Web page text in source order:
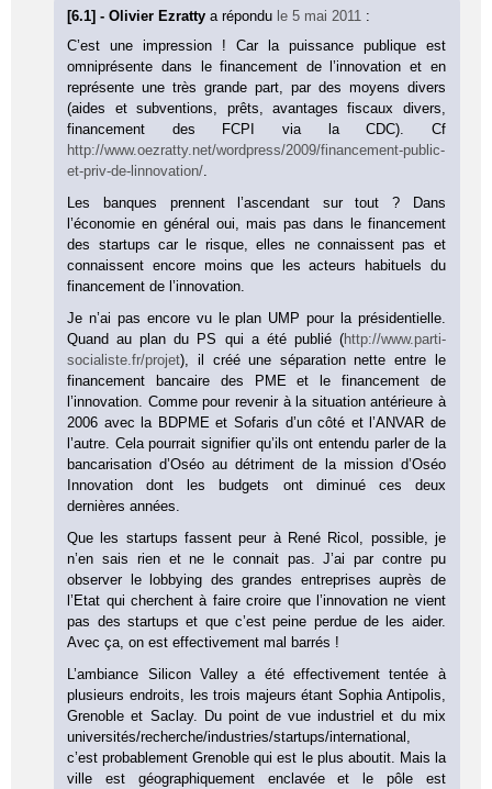
[6.1] - Olivier Ezrattya répondu le 5 mai 2011 :
C’est une impression ! Car la puissance publique est
omniprésente dans le financement de l’innovation et en
représente une très grande part, par des moyens divers
(aides et subventions, prêts, avantages fiscaux divers,
financement des FCPI via la CDC). Cf
http://www.oezratty.net/wordpress/2009/financement-public-
et-priv-de-linnovation/.
Les banques prennent l’ascendant sur tout ? Dans
l’économie en général oui, mais pas dans le financement
des startups car le risque, elles ne connaissent pas et
connaissent encore moins que les acteurs habituels du
financement de l’innovation.
Je n’ai pas encore vu le plan UMP pour la présidentielle.
Quand au plan du PS qui a été publié (http://www.parti-
socialiste.fr/projet), il créé une séparation nette entre le
financement bancaire des PME et le financement de
l’innovation. Comme pour revenir à la situation antérieure à
2006 avec la BDPME et Sofaris d’un côté et l’ANVAR de
l’autre. Cela pourrait signifier qu’ils ont entendu parler de la
bancarisation d’Oséo au détriment de la mission d’Oséo
Innovation dont les budgets ont diminué ces deux
dernières années.
Que les startups fassent peur à René Ricol, possible, je
n’en sais rien et ne le connait pas. J’ai par contre pu
observer le lobbying des grandes entreprises auprès de
l’Etat qui cherchent à faire croire que l’innovation ne vient
pas des startups et que c’est peine perdue de les aider.
Avec ça, on est effectivement mal barrés !
L’ambiance Silicon Valley a été effectivement tentée à
plusieurs endroits, les trois majeurs étant Sophia Antipolis,
Grenoble et Saclay. Du point de vue industriel et du mix
universités/recherche/industries/startups/international,
c’est probablement Grenoble qui est le plus aboutit. Mais la
ville est géographiquement enclavée et le pôle est